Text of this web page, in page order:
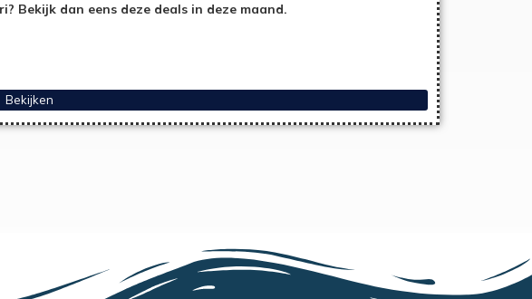
Bekijk dan eens deze deals in deze maand.
Bekijken